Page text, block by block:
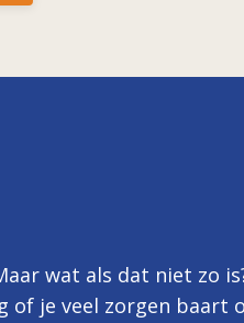
wat als dat niet zo
of je veel zorgen baart